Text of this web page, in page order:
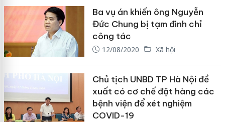
Ba vụ án khiến ông Nguyễn
Đức Chung bị tạm đình chỉ
công tác
12/08/2020 Xã hội
Chủ tịch UNBD TP Hà Nội đề
xuất có cơ chế đặt hàng các
bệnh viện để xét nghiệm
COVID-19